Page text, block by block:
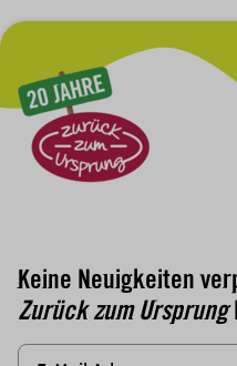
Zur Hauptnavigation
Keine Neuigkeiten
Zurück zum Ursprung